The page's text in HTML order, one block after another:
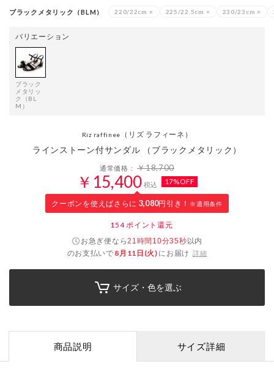
ブラックメタリック（BLM） 220/22cm × 225/22.5cm × 230/23cm ×
バリエーション
ブラック
メタリッ
ク（BL
M）
Riz raffinee （リズ ラフィーネ）
ラインストーン付サンダル （ブラックメタリック）
通常価格：￥18,700
￥15,400 税込 17%OFF
クーポンを使えばさらに 3,080円引き！ ※適用条件
154ポイント還元
お急ぎ便なら21時間10分35秒以内
のお支払いで 8月11日(火) にお届け 詳細
サイズ・色を選ぶ
商品説明 サイズ詳細